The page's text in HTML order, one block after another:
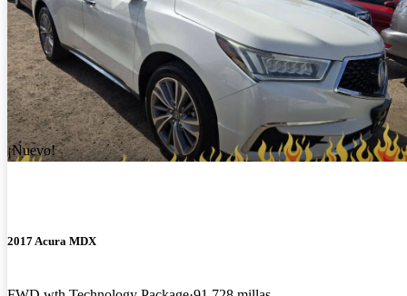
¡Nuevo!
2017 Acura MDX